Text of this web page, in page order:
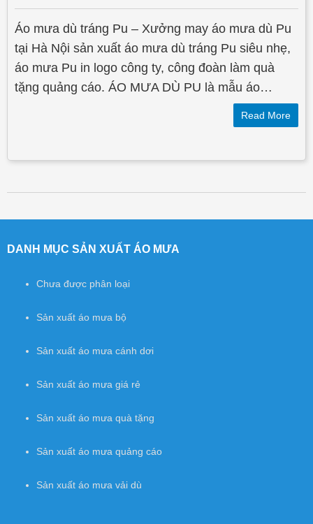
DANH MỤC SẢN XUẤT ÁO MƯA
Chưa được phân loại
Sản xuất áo mưa bộ
Sản xuất áo mưa cánh dơi
Sản xuất áo mưa giá rẻ
Sản xuất áo mưa quà tặng
Sản xuất áo mưa quảng cáo
Sản xuất áo mưa vải dù
Áo mưa dù tráng Pu – Xưởng may áo mưa dù Pu
tại Hà Nội sản xuất áo mưa dù tráng Pu siêu nhẹ,
áo mưa Pu in logo công ty, công đoàn làm quà
tặng quảng cáo. ÁO MƯA DÙ PU là mẫu áo…
Read More
Post navigation